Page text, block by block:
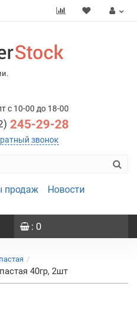
с 10-00 до 18-00
245-29-28
звонок
продаж
Новости
: 0
40гр, 2шт